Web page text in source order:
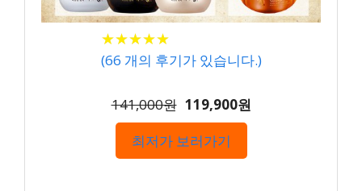
★★★★★
★★★★★
(66 개의 후기가 있습니다.)
141,000원 119,900원
최저가 보러가기